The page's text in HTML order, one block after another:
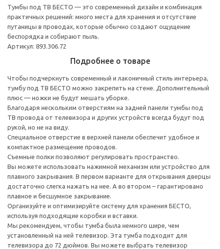
Тумбы под ТВ БЕСТО — это современный дизайн и комбинация
практичных решений: много места для хранения и отсутствие
путаницы в проводах, которые обычно создают ощущение
беспорядка и собирают пыль.
Артикул: 893.306.72
Подробнее о товаре
Чтобы подчеркнуть современный и лаконичный стиль интерьера,
тумбу под ТВ БЕСТО можно закрепить на стене. Дополнительный
плюс — ножки не будут мешать уборке.
Благодаря нескольким отверстиям на задней панели тумбы под
ТВ провода от телевизора и других устройств всегда будут под
рукой, но не на виду.
Специальное отверстие в верхней панели обеспечит удобное и
компактное размещение проводов.
Съемные полки позволяют регулировать пространство.
Вы можете использовать нажимной механизм или устройство для
плавного закрывания. В первом варианте для открывания дверцы
достаточно слегка нажать на нее. А во втором – гарантировано
плавное и бесшумное закрывание.
Организуйте и оптимизируйте систему для хранения БЕСТО,
используя подходящие коробки и вставки.
Мы рекомендуем, чтобы тумба была немного шире, чем
установленный на ней телевизор. Эта тумба подходит для
телевизора до 72 дюймов. Вы можете выбрать телевизор